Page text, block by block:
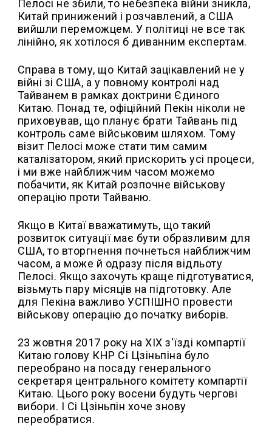
Пелосі не збили, то небезпека війни зникла,
Китай принижений і розчавлений, а США
вийшли переможцем. У політиці не все так
лінійно, як хотілося б диванним експертам.
Справа в тому, що Китай зацікавлений не у
війні зі США, а у повному контролі над
Тайванем в рамках доктрини Єдиного
Китаю. Понад те, офіційний Пекін ніколи не
приховував, що планує брати Тайвань під
контроль саме військовим шляхом. Тому
візит Пелосі може стати тим самим
каталізатором, який прискорить усі процеси,
і ми вже найближчим часом можемо
побачити, як Китай розпочне військову
операцію проти Тайваню.
Якщо в Китаї вважатимуть, що такий
розвиток ситуації має бути образливим для
США, то вторгнення почнеться найближчим
часом, а може й одразу після відльоту
Пелосі. Якщо захочуть краще підготуватися,
візьмуть пару місяців на підготовку. Але
для Пекіна важливо УСПІШНО провести
військову операцію до початку виборів.
23 жовтня 2017 року на XIX з'їзді компартії
Китаю голову КНР Сі Цзіньпіна було
переобрано на посаду генерального
секретаря центрального комітету компартії
Китаю. Цього року восени будуть чергові
вибори. І Сі Цзіньпін хоче знову
переобратися.